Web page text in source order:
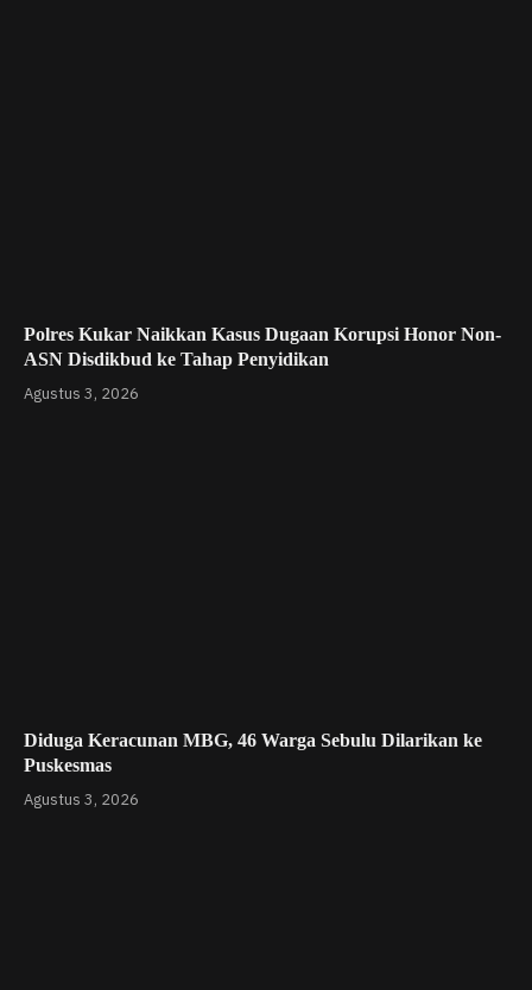
Polres Kukar Naikkan Kasus Dugaan Korupsi Honor Non-
ASN Disdikbud ke Tahap Penyidikan
Agustus 3, 2026
Diduga Keracunan MBG, 46 Warga Sebulu Dilarikan ke
Puskesmas
Agustus 3, 2026